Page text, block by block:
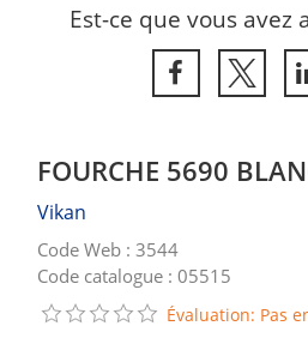
Est-ce que vous avez
FOURCHE 5690
Vikan
Code Web : 3544
Code catalogue : 05515
Évaluation: Pas